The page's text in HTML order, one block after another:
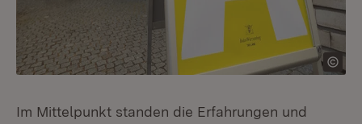
Im Mittelpunkt standen die Erfahrungen und